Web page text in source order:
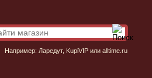
Например: Ларедут, KupiVIPили alltime.ru